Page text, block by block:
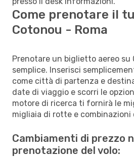
Come prenotare il
Cotonou - Roma
Prenotare un biglietto aereo su
semplice. Inserisci
come città di partenza e
date di viaggio e scorri le
motore di ricerca ti fornirà le
migliaia di rotte e combinazioni
Cambiamenti di prezzo
prenotazione del volo: